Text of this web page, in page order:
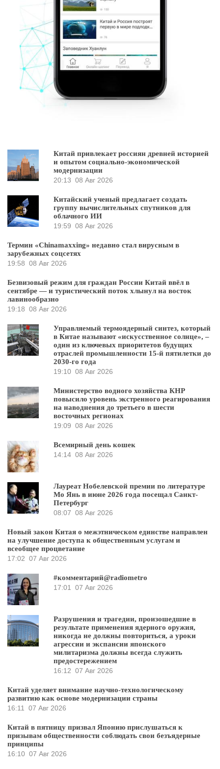
Китай привлекает россиян древней историей
и опытом социально-экономической
модернизации
20:13 08 Авг 2026
Китайский ученый предлагает создать
группу вычислительных спутников для
облачного ИИ
19:59 08 Авг 2026
Термин «Chinamaxxing» недавно стал вирусным в
зарубежных соцсетях
19:58 08 Авг 2026
Безвизовый режим для граждан России Китай ввёл в
сентябре — и туристический поток хлынул на восток
лавинообразно
19:18 08 Авг 2026
Управляемый термоядерный синтез, который
в Китае называют «искусственное солнце», –
один из ключевых приоритетов будущих
отраслей промышленности 15-й пятилетки до
2030-го года
19:10 08 Авг 2026
Министерство водного хозяйства КНР
повысило уровень экстренного реагирования
на наводнения до третьего в шести
восточных регионах
19:09 08 Авг 2026
Всемирный день кошек
14:14 08 Авг 2026
Лауреат Нобелевской премии по литературе
Мо Янь в июне 2026 года посещал Санкт-
Петербург
08:07 08 Авг 2026
Новый закон Китая о межэтническом единстве направлен
на улучшение доступа к общественным услугам и
всеобщее процветание
17:02 07 Авг 2026
#комментарий@radiometro
17:01
07 Авг 2026
Разрушения и трагедии, произошедшие в
результате применения ядерного оружия,
никогда не должны повториться, а уроки
агрессии и экспансии японского
милитаризма должны всегда служить
предостережением
16:12 07 Авг 2026
Китай уделяет внимание научно-технологическому
развитию как основе модернизации страны
16:11
07 Авг 2026
Китай в пятницу призвал Японию прислушаться к
призывам общественности соблюдать свои безъядерные
принципы
16:10 07 Авг 2026